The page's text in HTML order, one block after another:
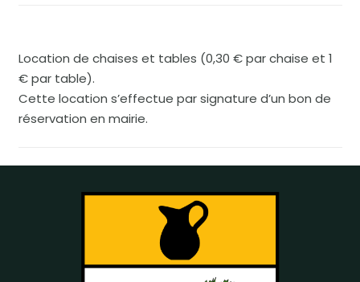
Location de chaises et tables (0,30 € par chaise et 1
€ par table).
Cette location s’effectue par signature d’un bon de
réservation en mairie.